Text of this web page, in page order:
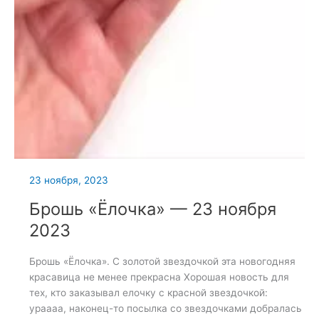
23 ноября, 2023
Брошь «Ёлочка» — 23 ноября
2023
Брошь «Ёлочка». С золотой звездочкой эта новогодняя
красавица не менее прекрасна Хорошая новость для
тех, кто заказывал елочку с красной звездочкой:
ураааа, наконец-то посылка со звездочками добралась